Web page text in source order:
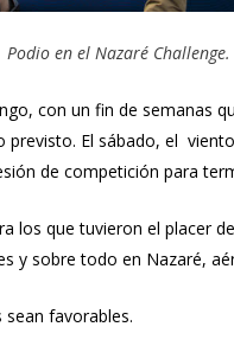
Podio en el Nazaré Challenge.
con un fin de semanas
previsto. El sábado, el
de competición para
los que tuvieron el placer
y sobre todo en Nazaré,
favorables.